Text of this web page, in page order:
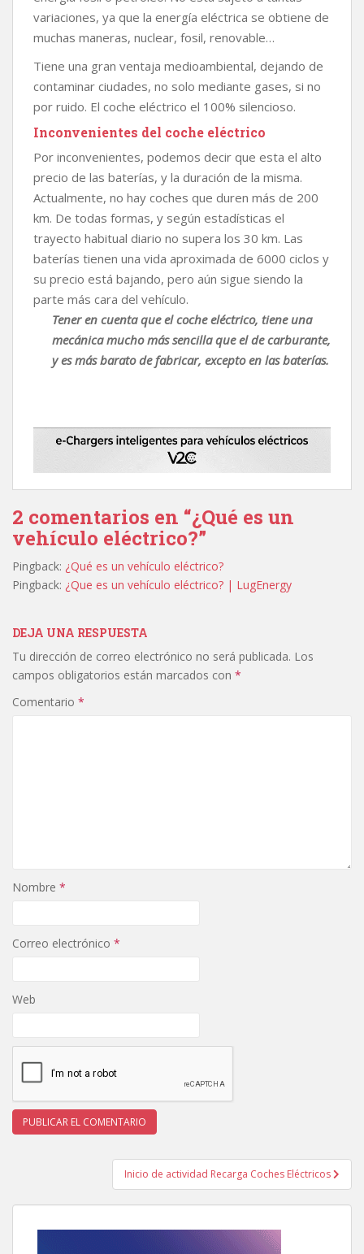
variaciones, ya que la energía eléctrica se obtiene de
muchas maneras, nuclear, fosil, renovable…
Tiene una gran ventaja medioambiental, dejando de
contaminar ciudades, no solo mediante gases, si no
por ruido. El coche eléctrico el 100% silencioso.
Inconvenientes del coche eléctrico
Por inconvenientes, podemos decir que esta el alto
precio de las baterías, y la duración de la misma.
Actualmente, no hay coches que duren más de 200
km. De todas formas, y según estadísticas el
trayecto habitual diario no supera los 30 km. Las
baterías tienen una vida aproximada de 6000 ciclos y
su precio está bajando, pero aún sigue siendo la
parte más cara del vehículo.
Tener en cuenta que el coche eléctrico, tiene una
mecánica mucho más sencilla que el de carburante,
y es más barato de fabricar, excepto en las baterías.
2 comentarios en “¿Qué es un
vehículo eléctrico?”
Pingback: ¿Qué es un vehículo eléctrico?
Pingback: ¿Que es un vehículo eléctrico? | LugEnergy
DEJA UNA RESPUESTA
Tu dirección de correo electrónico no será publicada. Los
campos obligatorios están marcados con *
Comentario *
Nombre *
Correo electrónico *
Web
Navegación
entradas
Inicio de actividad Recarga Coches Eléctricos